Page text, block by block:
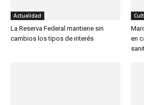
Actualidad
La Reserva Federal mantiene sin
cambios los tipos de interés
en